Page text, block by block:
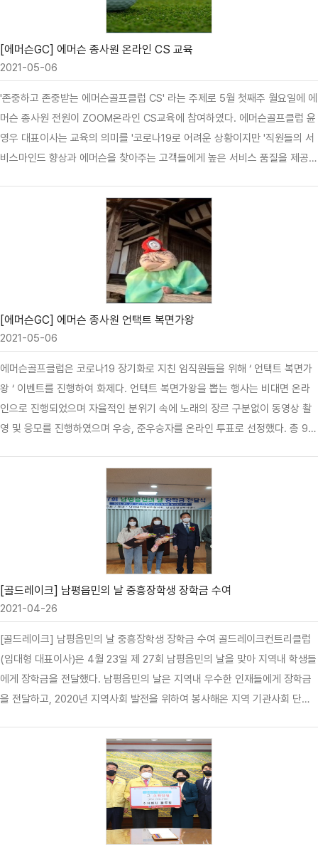
있는 계기가 되었으면 한다.”면서 “우리 문경GC는 지역의 향토기업으로서 언
제까지나 지역민과 함께 발전해 나가도록 하겠다.”고 의지를 밝혔다.
[에머슨GC] 에머슨 종사원 온라인 CS 교육
2021-05-06
'존중하고 존중받는 에머슨골프클럽 CS' 라는 주제로 5월 첫째주 월요일에 에
머슨 종사원 전원이 ZOOM온라인 CS교육에 참여하였다. 에머슨골프클럽 윤
영우 대표이사는 교육의 의미를 '코로나19로 어려운 상황이지만 '직원들의 서
비스마인드 향상과 에머슨을 찾아주는 고객들에게 높은 서비스 품질을 제공하
무스케쥴에 맞춰 1일 3회 온라인 교육을 진행하였다. 서비스 현장에 맞는 나
의 가치를 높이는 프리미엄 서비스, 고객의 자존심에 상처를 주지 않는 정중한
거절 등을 배우고 진짜 잘한 좋은 서비스는 고객에게 '감사합니다' 라는 말을
듣는 것이다' 라고 평가했다. 교육에 참가한 캐디는 '코로나 시대에 적절한 비
대면 교육이며 현장에 접목할 수 있는 유익한 교육이었다'고 하였다. 에머슨골
프클럽은 '직원들의 교육니즈를 파악하여 정기적인 교육이 정착될 수 있겠
다'고 하였다.
[에머슨GC] 에머슨 종사원 언택트 복면가왕
2021-05-06
에머슨골프클럽은 코로나19 장기화로 지친 임직원들을 위해 ‘ 언택트 복면가
왕 ‘ 이벤트를 진행하여 화제다. 언택트 복면가왕을 뽑는 행사는 비대면 온라
인으로 진행되었으며 자율적인 분위기 속에 노래의 장르 구분없이 동영상 촬
영 및 응모를 진행하였으며 우승, 준우승자를 온라인 투표로 선정했다. 총 9개
자에게는 간식BOX가 제공되었다. 윤영우 대표이사는 코로나 장기화로 일상
적이지 않는 생활환경속에서 비대면 이벤트를 통해 직원들이 잠시나마 일상의
활력을 찾는 기회가 되길 바란다'고 하였다.
[골드레이크] 남평읍민의 날 중흥장학생 장학금 수여
2021-04-26
[골드레이크] 남평읍민의 날 중흥장학생 장학금 수여 골드레이크컨트리클럽
(임대형 대표이사)은 4월 23일 제 27회 남평읍민의 날을 맞아 지역내 학생들
에게 장학금을 전달했다. 남평읍민의 날은 지역내 우수한 인재들에게 장학금
을 전달하고, 2020년 지역사회 발전을 위하여 봉사해온 지역 기관사회 단체
주하고 있는 우수한 대학생 중 심의를 거쳐 중흥 장학생으로 선발하여 장학금
이 수여되었다. 골드레이크 임대형 대표이사는 “골드레이크가 위치하고 있는
남평이 더욱 발전할 수 있도록 더욱 노력하고, 지역내 우수한 인재들이 배출되
어 미래를 선도할 수 있도록 기여 하겠다.”라고 하였다.(문승주 명예기자)